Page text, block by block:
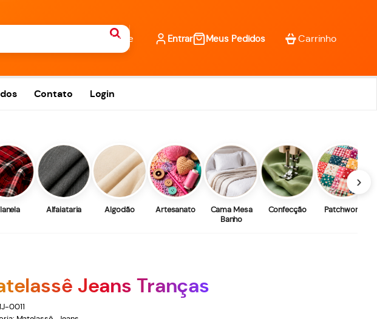
Entrar Meus Pedidos
Contato Login
Alfaiataria Algodão Artesanato
Cama Mesa
Banho
Confecção Patchwork
›
Jeans Tranças
0011